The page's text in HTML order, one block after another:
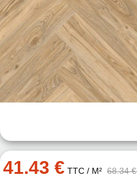
41.43 € TTC / M² 68.34 €